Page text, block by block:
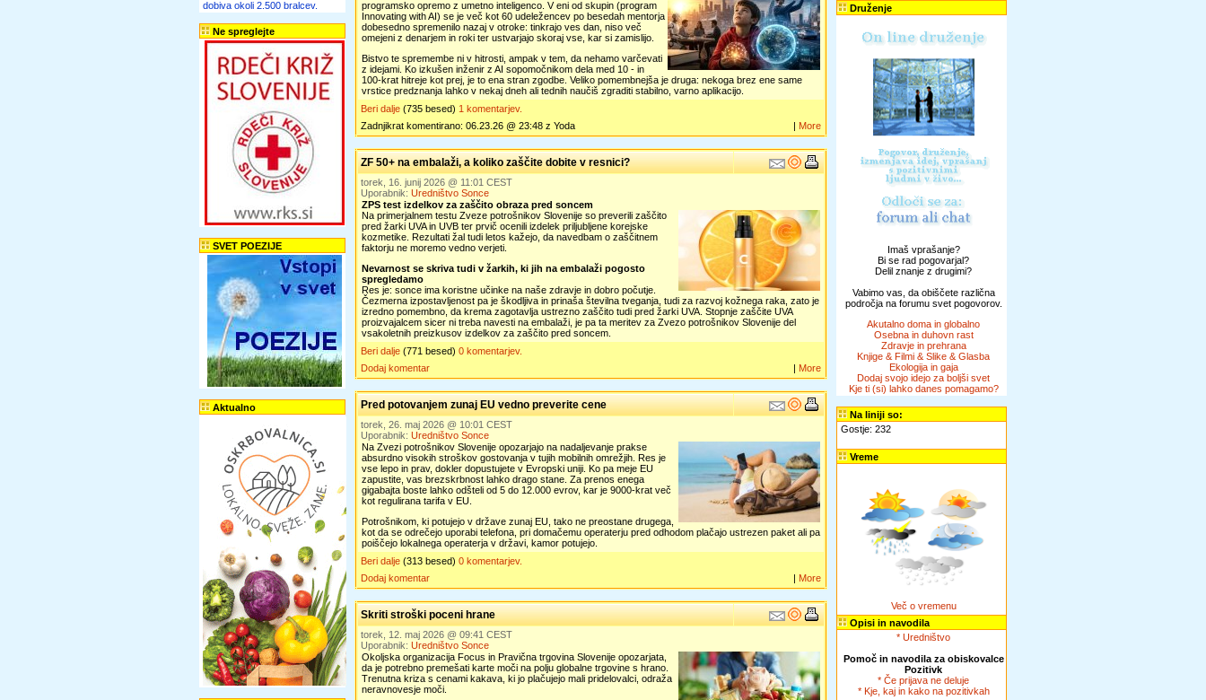
dobiva okoli 2.500 bralcev.
Ne spreglejte
SVET POEZIJE
Aktualno
programsko opremo z umetno inteligenco. V eni od skupin (program
Innovating with AI) se je več kot 60 udeležencev po besedah mentorja
dobesedno spremenilo nazaj v otroke: tinkrajo ves dan, niso več
omejeni z denarjem in roki ter ustvarjajo skoraj vse, kar si zamislijo.
Bistvo te spremembe ni v hitrosti, ampak v tem, da nehamo varčevati
z idejami. Ko izkušen inženir z AI sopomočnikom dela med 10 - in
100-krat hitreje kot prej, je to ena stran zgodbe. Veliko pomembnejša je druga: nekoga brez ene same
vrstice predznanja lahko v nekaj dneh ali tednih naučiš zgraditi stabilno, varno aplikacijo.
Beri dalje (735 besed) 1 komentarjev.
Zadnjikrat komentirano: 06.23.26 @ 23:48 z Yoda
| More
ZF 50+ na embalaži, a koliko zaščite dobite v resnici?
torek, 16. junij 2026 @ 11:01 CEST
Uporabnik: Uredništvo Sonce
ZPS test izdelkov za zaščito obraza pred soncem
Na primerjalnem testu Zveze potrošnikov Slovenije so preverili zaščito
pred žarki UVA in UVB ter prvič ocenili izdelek priljubljene korejske
kozmetike. Rezultati žal tudi letos kažejo, da navedbam o zaščitnem
faktorju ne moremo vedno verjeti.
Nevarnost se skriva tudi v žarkih, ki jih na embalaži pogosto
spregledamo
Res je: sonce ima koristne učinke na naše zdravje in dobro počutje.
Čezmerna izpostavljenost pa je škodljiva in prinaša številna tveganja, tudi za razvoj kožnega raka, zato je
izredno pomembno, da krema zagotavlja ustrezno zaščito tudi pred žarki UVA. Stopnje zaščite UVA
proizvajalcem sicer ni treba navesti na embalaži, je pa ta meritev za Zvezo potrošnikov Slovenije del
vsakoletnih preizkusov izdelkov za zaščito pred soncem.
Beri dalje (771 besed) 0 komentarjev.
Dodaj komentar
| More
Pred potovanjem zunaj EU vedno preverite cene
torek, 26. maj 2026 @ 10:01 CEST
Uporabnik: Uredništvo Sonce
Na Zvezi potrošnikov Slovenije opozarjajo na nadaljevanje prakse
absurdno visokih stroškov gostovanja v tujih mobilnih omrežjih. Res je
vse lepo in prav, dokler dopustujete v Evropski uniji. Ko pa meje EU
zapustite, vas brezskrbnost lahko drago stane. Za prenos enega
gigabajta boste lahko odšteli od 5 do 12.000 evrov, kar je 9000-krat več
kot regulirana tarifa v EU.
Potrošnikom, ki potujejo v države zunaj EU, tako ne preostane drugega,
kot da se odrečejo uporabi telefona, pri domačemu operaterju pred odhodom plačajo ustrezen paket ali pa
poiščejo lokalnega operaterja v državi, kamor potujejo.
Beri dalje (313 besed) 0 komentarjev.
Dodaj komentar
| More
Skriti stroški poceni hrane
torek, 12. maj 2026 @ 09:41 CEST
Uporabnik: Uredništvo Sonce
Okoljska organizacija Focus in Pravična trgovina Slovenije opozarjata,
da je potrebno premešati karte moči na polju globalne trgovine s hrano.
Trenutna kriza s cenami kakava, ki jo plačujejo mali pridelovalci, odraža
neravnovesje moči.
Druženje
Imaš vprašanje?
Bi se rad pogovarjal?
Delil znanje z drugimi?
Vabimo vas, da obiščete različna
področja na forumu svet pogovorov.
Akutalno doma in globalno
Osebna in duhovn rast
Zdravje in prehrana
Knjige & Filmi & Slike & Glasba
Ekologija in gaja
Dodaj svojo idejo za boljši svet
Kje ti (si) lahko danes pomagamo?
Na liniji so:
Gostje: 232
Vreme
Več o vremenu
Opisi in navodila
* Uredništvo
Pomoč in navodila za obiskovalce
Pozitivk
* Če prijava ne deluje
* Kje, kaj in kako na pozitivkah